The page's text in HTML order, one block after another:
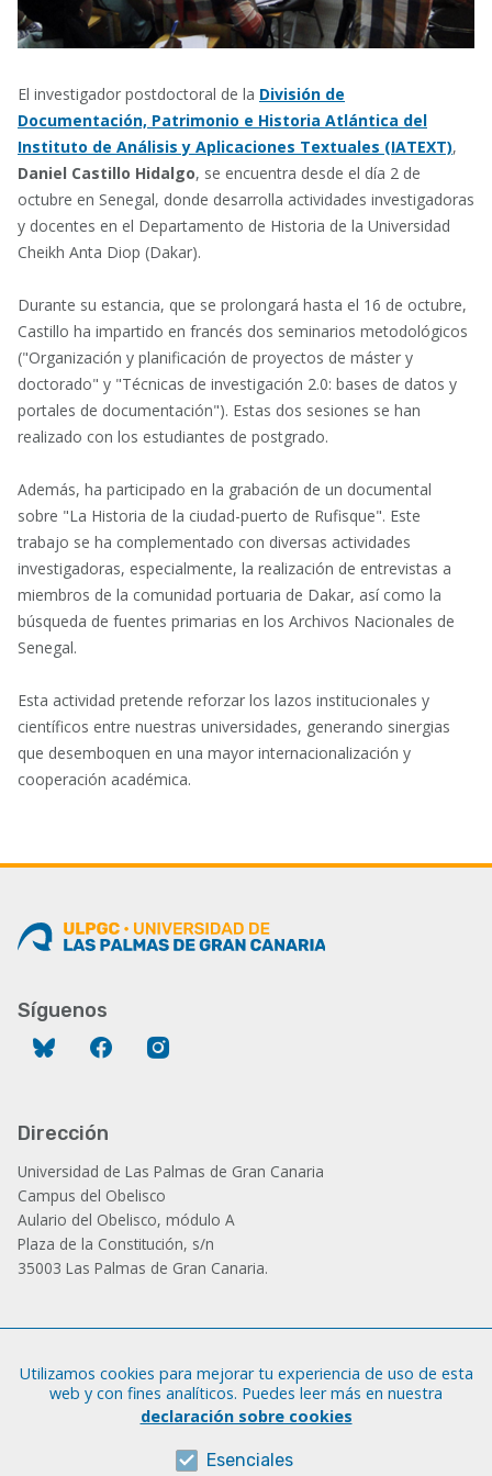
El investigador postdoctoral de la División de
Documentación, Patrimonio e Historia Atlántica del
Instituto de Análisis y Aplicaciones Textuales (IATEXT),
Daniel Castillo Hidalgo, se encuentra desde el día 2 de
octubre en Senegal, donde desarrolla actividades investigadoras
y docentes en el Departamento de Historia de la Universidad
Cheikh Anta Diop (Dakar).
Durante su estancia, que se prolongará hasta el 16 de octubre,
Castillo ha impartido en francés dos seminarios metodológicos
("Organización y planificación de proyectos de máster y
doctorado" y "Técnicas de investigación 2.0: bases de datos y
portales de documentación"). Estas dos sesiones se han
realizado con los estudiantes de postgrado.
Además, ha participado en la grabación de un documental
sobre "La Historia de la ciudad-puerto de Rufisque". Este
trabajo se ha complementado con diversas actividades
investigadoras, especialmente, la realización de entrevistas a
miembros de la comunidad portuaria de Dakar, así como la
búsqueda de fuentes primarias en los Archivos Nacionales de
Senegal.
Esta actividad pretende reforzar los lazos institucionales y
científicos entre nuestras universidades, generando sinergias
que desemboquen en una mayor internacionalización y
cooperación académica.
Síguenos
Bluesky Facebook
Dirección
Universidad de Las Palmas de Gran Canaria
Campus del Obelisco
Aulario del Obelisco, módulo A
Plaza de la Constitución, s/n
35003 Las Palmas de Gran Canaria.
Tfno.: +34 928 452 771 / 452 787
Fax: +34 928 451 701
Utilizamos cookies para mejorar tu experiencia de uso de esta
web y con fines analíticos. Puedes leer más en nuestra
declaración sobre cookies
Esenciales